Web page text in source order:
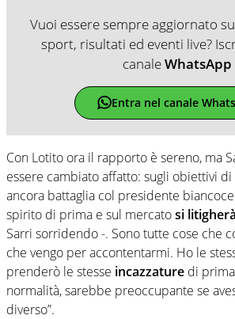
Vuoi essere sempre aggiornato
sport, risultati ed eventi live?
canaleWhatsApp
Entra nel canale
Con Lotito ora il rapporto è sereno, ma
essere cambiato affatto: sugli obiettivi di
ancora battaglia col presidente
spirito di prima e sul mercatosi litigherà
Sarri sorridendo -. Sono tutte cose che
che vengo per accontentarmi. Ho le
prenderò le stesse incazzature di
normalità, sarebbe preoccupante se
diverso”.